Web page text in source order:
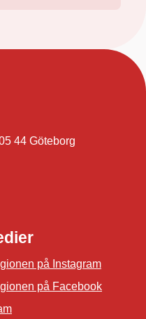
44 Göteborg
på Instagram
på Facebook